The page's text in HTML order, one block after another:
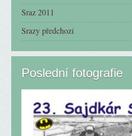
Sraz 2011
Srazy předchozí
Poslední fotografie